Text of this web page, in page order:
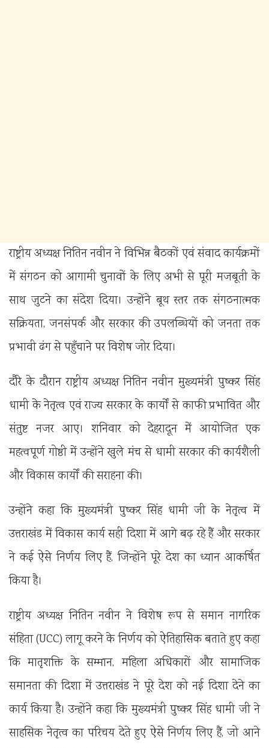
राष्ट्रीय अध्यक्ष नितिन नवीन ने विभिन्न बैठकों एवं संवाद कार्यक्रमों
में संगठन को आगामी चुनावों के लिए अभी से पूरी मजबूती के
साथ जुटने का संदेश दिया। उन्होंने बूथ स्तर तक संगठनात्मक
सक्रियता, जनसंपर्क और सरकार की उपलब्धियों को जनता तक
प्रभावी ढंग से पहुँचाने पर विशेष जोर दिया।
दौरे के दौरान राष्ट्रीय अध्यक्ष नितिन नवीन मुख्यमंत्री पुष्कर सिंह
धामी के नेतृत्व एवं राज्य सरकार के कार्यों से काफी प्रभावित और
संतुष्ट नजर आए। शनिवार को देहरादून में आयोजित एक
महत्वपूर्ण गोष्ठी में उन्होंने खुले मंच से धामी सरकार की कार्यशैली
और विकास कार्यों की सराहना की।
उन्होंने कहा कि मुख्यमंत्री पुष्कर सिंह धामी जी के नेतृत्व में
उत्तराखंड में विकास कार्य सही दिशा में आगे बढ़ रहे हैं और सरकार
ने कई ऐसे निर्णय लिए हैं, जिन्होंने पूरे देश का ध्यान आकर्षित
किया है।
राष्ट्रीय अध्यक्ष नितिन नवीन ने विशेष रूप से समान नागरिक
संहिता (UCC) लागू करने के निर्णय को ऐतिहासिक बताते हुए कहा
कि मातृशक्ति के सम्मान, महिला अधिकारों और सामाजिक
समानता की दिशा में उत्तराखंड ने पूरे देश को नई दिशा देने का
कार्य किया है। उन्होंने कहा कि मुख्यमंत्री पुष्कर सिंह धामी जी ने
साहसिक नेतृत्व का परिचय देते हुए ऐसे निर्णय लिए हैं, जो आने